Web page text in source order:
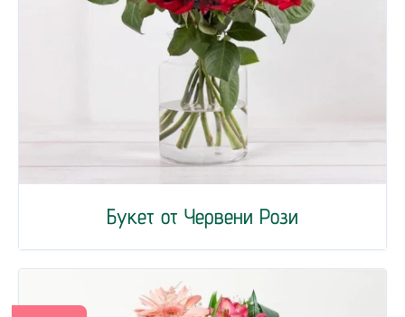
Букет от Червени Рози